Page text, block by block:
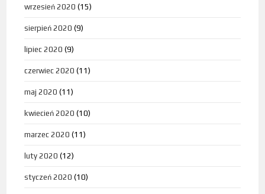
wrzesień 2020 (15)
sierpień 2020 (9)
lipiec 2020 (9)
czerwiec 2020 (11)
maj 2020 (11)
kwiecień 2020 (10)
marzec 2020 (11)
luty 2020 (12)
styczeń 2020 (10)